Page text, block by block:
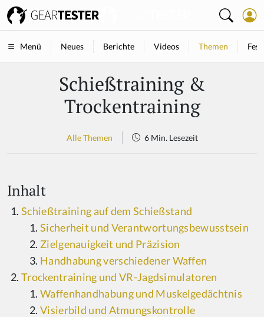
Menü Neues Berichte Videos Themen
Schießtraining &
Trockentraining
Alle Themen 6 Min. Lesezeit
Inhalt
Schießtraining auf dem Schießstand
Sicherheit und Verantwortungsbewusstsein
Zielgenauigkeit und Präzision
Handhabung verschiedener Waffen
Trockentraining und VR-Jagdsimulatoren
Waffenhandhabung und Muskelgedächtnis
Visierbild und Atmungskontrolle